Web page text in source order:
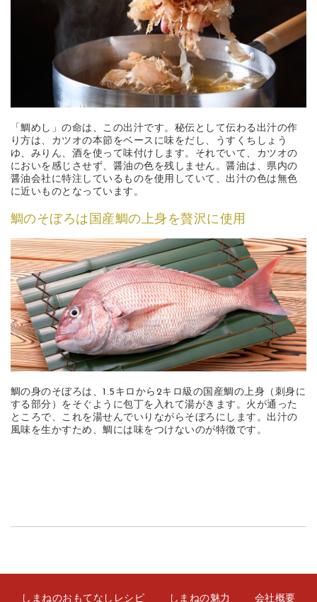
「鯛めし」の命は、この出汁です。秘伝として伝わる出汁の作
り方は、カツオの本節をベースに味をだし、うすくちしょう
ゆ、みりん、酒を使って味付けします。それでいて、カツオの
においを感じさせず、醤油の色を残しません。醤油は、県内の
醤油会社に特注しているものを使用していて、出汁の色は無色
に近いものとなっています。
鯛のそぼろは国産鯛の上身を贅沢に使用
鯛の身のそぼろは、1.5キロから2キロ級の国産鯛の上身（刺身に
する部分）をそぐように包丁を入れて湯がきます。火が通った
ところで、これを湯せんでいりながらそぼろにします。出汁の
風味を生かすため、鯛には味をつけないのが特徴です。
しまねのおもてなしレシピ しまねの魅力 会社概要